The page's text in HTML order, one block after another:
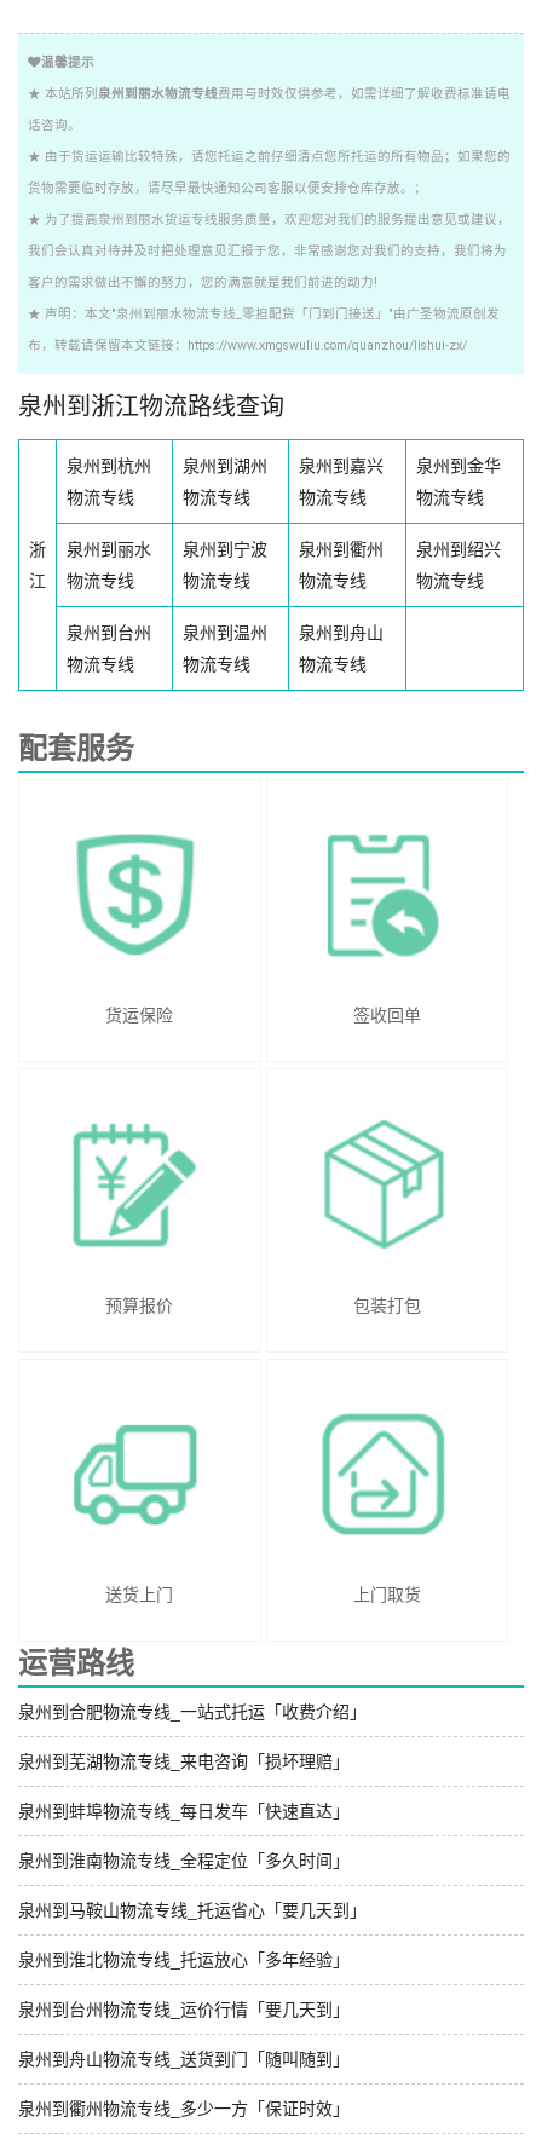
温馨提示
★ 本站所列 泉州到丽水物流专线费用与时效仅供参考，如需详细了解收费标准请电
话咨询。
★ 由于货运运输比较特殊，请您托运之前仔细清点您所托运的所有物品；如果您的
货物需要临时存放，请尽早最快通知公司客服以便安排仓库存放。；
★ 为了提高泉州到丽水货运专线服务质量，欢迎您对我们的服务提出意见或建议，
我们会认真对待并及时把处理意见汇报于您，非常感谢您对我们的支持，我们将为
客户的需求做出不懈的努力，您的满意就是我们前进的动力!
★ 声明：本文"泉州到丽水物流专线_零担配货「门到门接送」"由广圣物流原创发
布，转载请保留本文链接：https://www.xmgswuliu.com/quanzhou/lishui-zx/
泉州到浙江物流路线查询
浙
江
泉州到杭州
物流专线
泉州到湖州
物流专线
泉州到嘉兴
物流专线
泉州到金华
物流专线
泉州到丽水
物流专线
泉州到宁波
物流专线
泉州到衢州
物流专线
泉州到绍兴
物流专线
泉州到台州
物流专线
泉州到温州
物流专线
泉州到舟山
物流专线
配套服务
货运保险 签收回单
预算报价 包装打包
送货上门 上门取货
运营路线
泉州到合肥物流专线_一站式托运「收费介绍」
泉州到芜湖物流专线_来电咨询「损坏理赔」
泉州到蚌埠物流专线_每日发车「快速直达」
泉州到淮南物流专线_全程定位「多久时间」
泉州到马鞍山物流专线_托运省心「要几天到」
泉州到淮北物流专线_托运放心「多年经验」
泉州到台州物流专线_运价行情「要几天到」
泉州到舟山物流专线_送货到门「随叫随到」
泉州到衢州物流专线_多少一方「保证时效」